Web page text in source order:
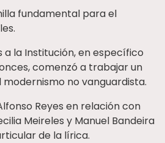
fundamental para el
a la Institución, en específico
comenzó a trabajar un
no vanguardista.
Reyes en relación con
Meireles y Manuel Bandeira
de la lírica.